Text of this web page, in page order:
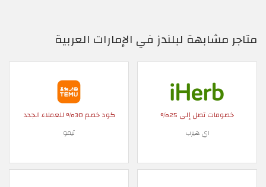
متاجر مشابهة لبلندز في الإمارات العربية
خصومات تصل إلى 25%
اي هيرب
كود خصم 30% للعملاء الجدد
تيمو